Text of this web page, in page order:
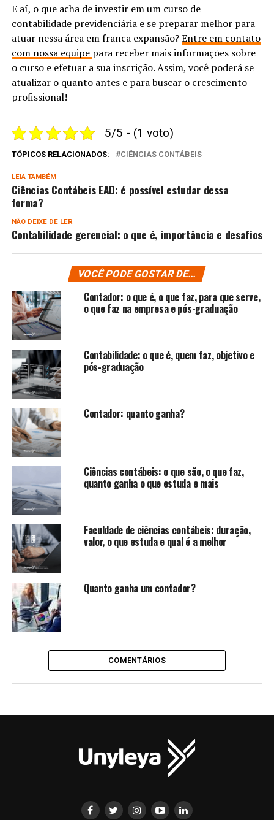
E aí, o que acha de investir em um curso de
contabilidade previdenciária e se preparar melhor para
atuar nessa área em franca expansão?Entre em contato
com nossa equipe para receber mais informações sobre
o curso e efetuar a sua inscrição. Assim, você poderá se
atualizar o quanto antes e para buscar o crescimento
profissional!
5/5 - (1 voto)
TÓPICOS RELACIONADOS: CIÊNCIAS CONTÁBEIS
LEIA TAMBÉM
Ciências Contábeis EAD: é possível estudar dessa
forma?
NÃO DEIXE DE LER
Contabilidade gerencial: o que é, importância e desafios
VOCÊ PODE GOSTAR DE...
Contador: o que é, o que faz, para que serve,
o que faz na empresa e pós-graduação
Contabilidade: o que é, quem faz, objetivo e
pós-graduação
Contador: quanto ganha?
Ciências contábeis: o que são, o que faz,
quanto ganha o que estuda e mais
Faculdade de ciências contábeis: duração,
valor, o que estuda e qual é a melhor
Quanto ganha um contador?
COMENTÁRIOS